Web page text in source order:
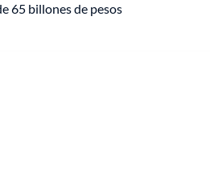
65 billones de pesos